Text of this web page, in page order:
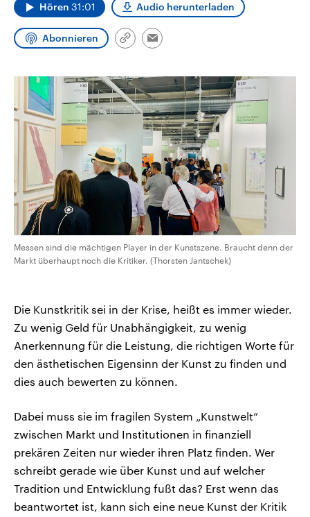
Hören 31:01 Audio herunterladen
Abonnieren
Link
Email
Messen sind die mächtigen Player in der Kunstszene. Braucht denn der
Markt überhaupt noch die Kritiker. (Thorsten Jantschek)
Die Kunstkritik sei in der Krise, heißt es immer wieder.
Zu wenig Geld für Unabhängigkeit, zu wenig
Anerkennung für die Leistung, die richtigen Worte für
den ästhetischen Eigensinn der Kunst zu finden und
dies auch bewerten zu können.
Dabei muss sie im fragilen System „Kunstwelt“
zwischen Markt und Institutionen in finanziell
prekären Zeiten nur wieder ihren Platz finden. Wer
schreibt gerade wie über Kunst und auf welcher
Tradition und Entwicklung fußt das? Erst wenn das
beantwortet ist, kann sich eine neue Kunst der Kritik